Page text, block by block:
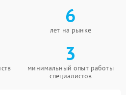
6
лет на рынке
3
минимальный опыт работы
специалистов